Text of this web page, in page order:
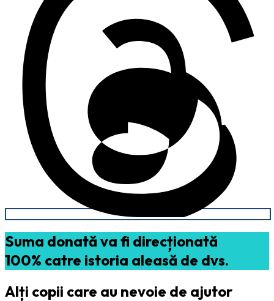
Suma donată va fi direcționată
100% catre istoria aleasă de dvs.
Alți copii care au nevoie de ajutor